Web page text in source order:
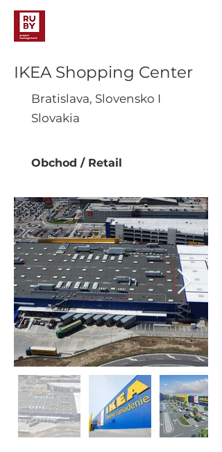
IKEA Shopping Center
Bratislava, Slovensko I
Slovakia
Obchod / Retail